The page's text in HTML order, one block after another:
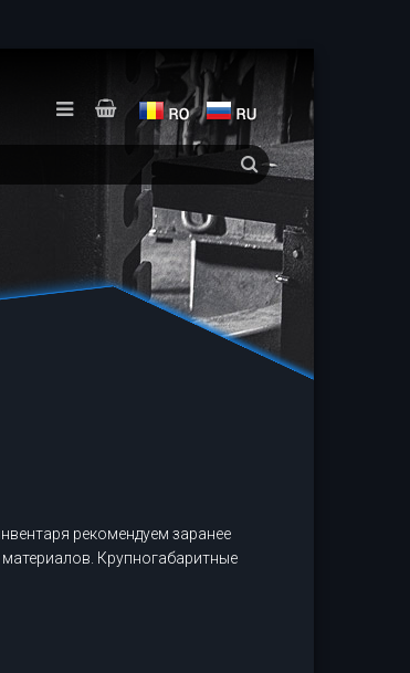
рекомендуем заранее
Крупногабаритные